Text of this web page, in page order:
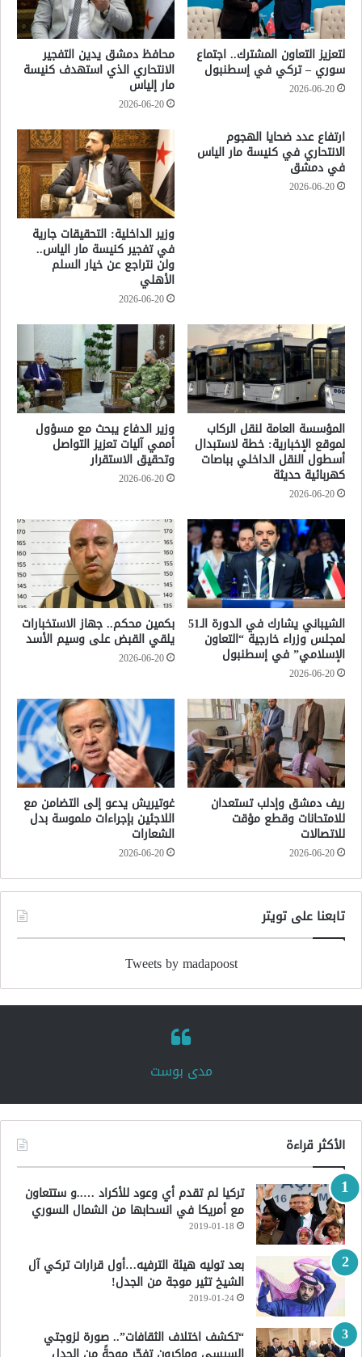
لتعزيز التعاون المشترك.. اجتماع
سوري – تركي في إسطنبول
2026-06-20
محافظ دمشق يدين التفجير
الانتحاري الذي استهدف كنيسة
مار إلياس
2026-06-20
ارتفاع عدد ضحايا الهجوم
الانتحاري في كنيسة مار الياس
في دمشق
2026-06-20
وزير الداخلية: التحقيقات جارية
في تفجير كنيسة مار الياس..
ولن نتراجع عن خيار السلم
الأهلي
2026-06-20
المؤسسة العامة لنقل الركاب
لموقع الإخبارية: خطة لاستبدال
أسطول النقل الداخلي بباصات
كهربائية حديثة
2026-06-20
وزير الدفاع يبحث مع مسؤول
أممي آليات تعزيز التواصل
وتحقيق الاستقرار
2026-06-20
الشيباني يشارك في الدورة الـ51
لمجلس وزراء خارجية “التعاون
الإسلامي” في إسطنبول
2026-06-20
بكمين محكم.. جهاز الاستخبارات
يلقي القبض على وسيم الأسد
2026-06-20
ريف دمشق وإدلب تستعدان
للامتحانات وقطع مؤقت
للاتصالات
2026-06-20
غوتيريش يدعو إلى التضامن مع
اللاجئين بإجراءات ملموسة بدل
الشعارات
2026-06-20
تابعنا على تويتر
Tweets by madapoost
‏مدى بوست‏
الأكثر قراءة
تركيا لم تقدم أي وعود للأكراد …..و ستتعاون
مع أمريكا في انسحابها من الشمال السوري
2019-01-18
بعد توليه هيئة الترفيه…أول قرارات تركي آل
الشيخ تثير موجة من الجدل!
2019-01-24
“تكشف اختلاف الثقافات”.. صورة لزوجتي